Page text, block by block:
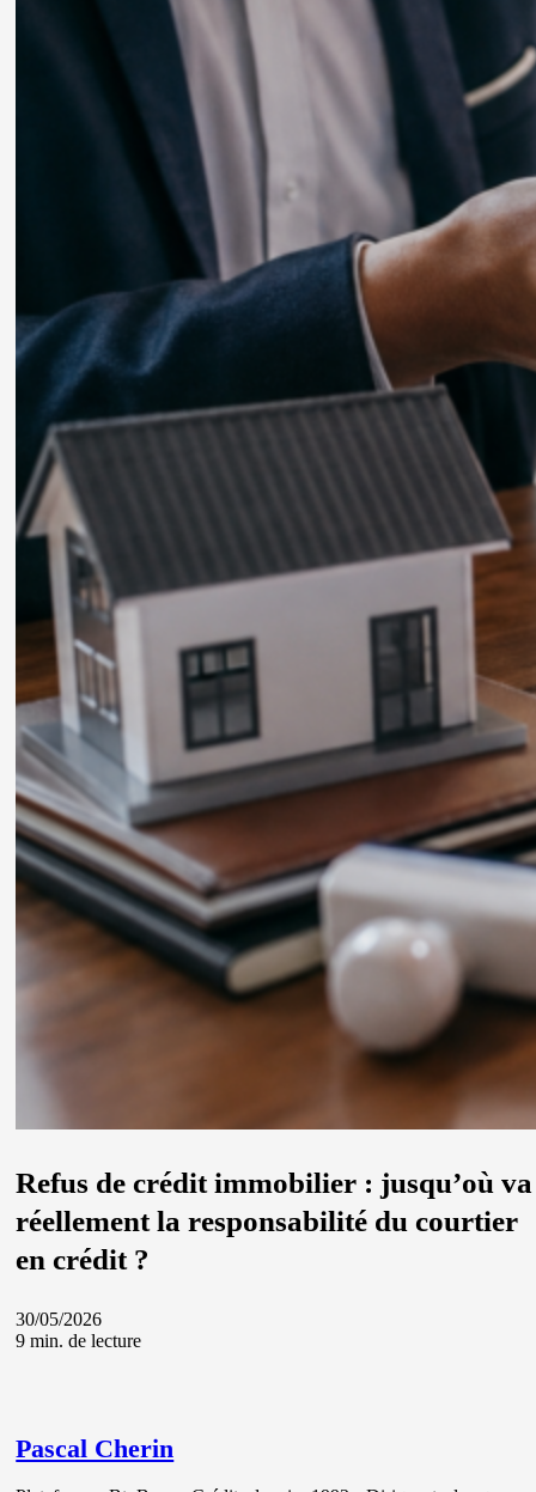
Refus de crédit immobilier : jusqu’où va
réellement la responsabilité du courtier
en crédit ?
30/05/2026
9 min. de lecture
Pascal Cherin